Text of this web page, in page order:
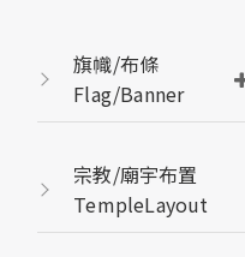
旗幟/布條
Flag/Banner
宗教/廟宇布置
TempleLayout